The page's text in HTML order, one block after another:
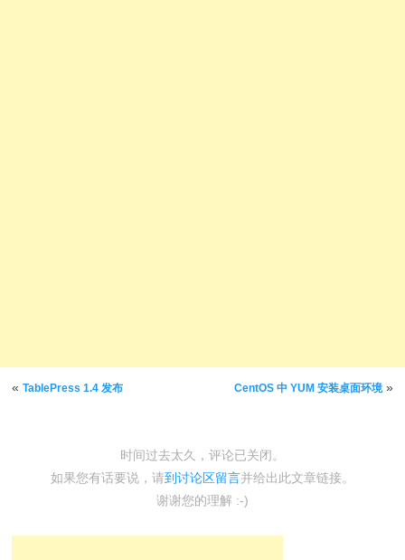
文章导航
«TablePress 1.4 发布 CentOS 中 YUM 安装桌面环境»
时间过去太久，评论已关闭。
如果您有话要说，请到讨论区留言并给出此文章链接。
谢谢您的理解 :-)